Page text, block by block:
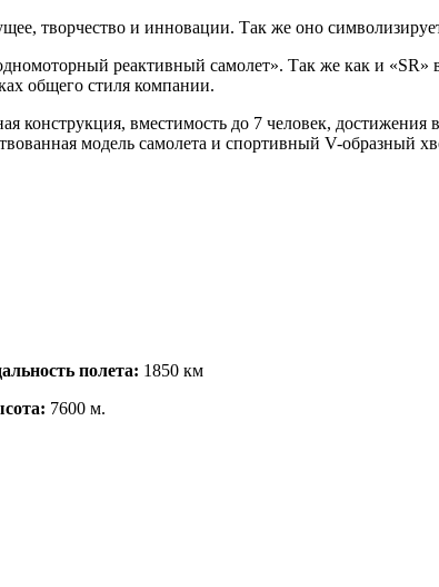
творчество и инновации. Так же оно
реактивный самолет». Так же как и «SR»
общего стиля компании.
конструкция, вместимость до 7 человек,
модель самолета и спортивный V-образный
полета: 1850 км
7600 м.